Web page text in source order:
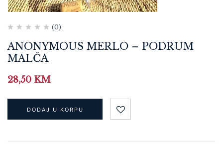
(0)
ANONYMOUS MERLO – PODRUM
MALČA
28,50 KM
DODAJ U KORPU